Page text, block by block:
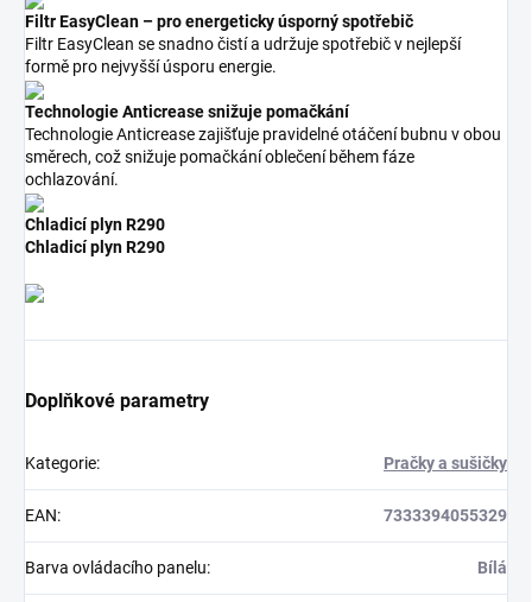
Filtr EasyClean – pro energeticky úsporný spotřebič
Filtr EasyClean se snadno čistí a udržuje spotřebič v nejlepší
formě pro nejvyšší úsporu energie.
Technologie Anticrease snižuje pomačkání
Technologie Anticrease zajišťuje pravidelné otáčení bubnu v obou
směrech, což snižuje pomačkání oblečení během fáze
ochlazování.
Chladicí plyn R290
Chladicí plyn R290
Doplňkové parametry
Kategorie: Pračky a sušičky
EAN: 7333394055329
Barva ovládacího panelu: Bílá